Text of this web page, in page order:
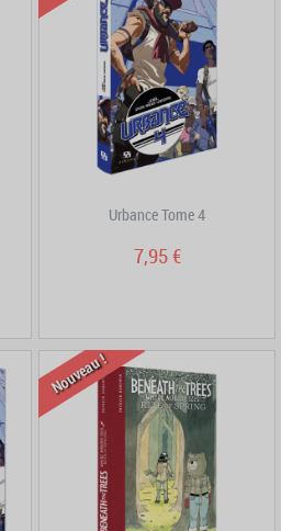
Urbance Tome 4
7,95 €
Nouveau !